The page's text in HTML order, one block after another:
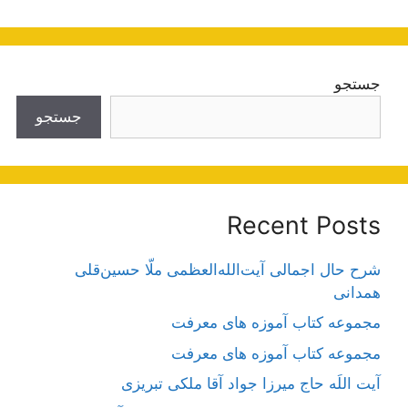
جستجو
جستجو
Recent Posts
شرح حال اجمالی آیت‌الله‌العظمی ملّا حسین‌قلی
همدانی
مجموعه کتاب آموزه های معرفت
مجموعه کتاب آموزه های معرفت
آیت اللَه حاج میرزا جواد آقا ملکی تبریزی